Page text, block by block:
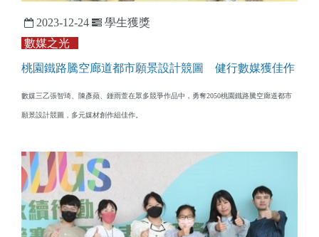
2023-12-24
學生獲獎
數媒之光
桃園鐵路騰空廊道都市願景設計競圖 健行數媒獲佳作
數媒三乙張智琦、陳彥蘋、鍾雨萱在眾多競爭作品中，勇奪2050桃園鐵路騰空廊道都市
願景設計競圖，多元媒材創作組佳作。